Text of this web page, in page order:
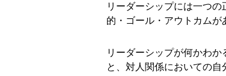
リーダーシップには一つ
的・ゴール・アウトカムが
リーダーシップが何かわ
と、対人関係においての